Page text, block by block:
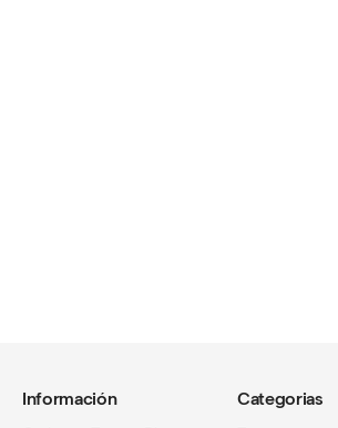
Información Categorias